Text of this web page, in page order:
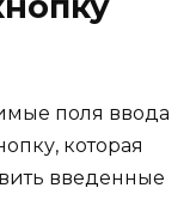
поля ввода
которая
введенные